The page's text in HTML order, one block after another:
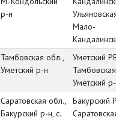
р-н
Ульяновская
Мало-
Кандалинский р-
Тамбовская обл.,
Уметский р-н
Уметский РВК,
Тамбовская обл.,
Уметский р-н
Саратовская обл.,
Бакурский р-н, с.
Бакурский РВК,
Саратовская